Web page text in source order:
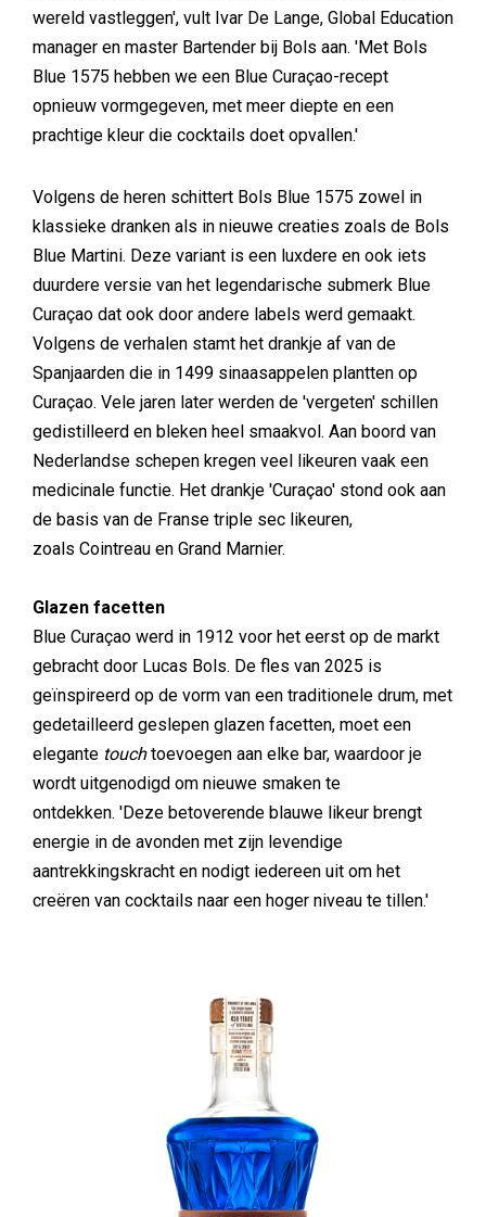
wereld vastleggen', vult Ivar De Lange, Global Education
manager en master Bartender bij Bols aan. 'Met Bols
Blue 1575 hebben we een Blue Curaçao-recept
opnieuw vormgegeven, met meer diepte en een
prachtige kleur die cocktails doet opvallen.'
Volgens de heren schittert Bols Blue 1575 zowel in
klassieke dranken als in nieuwe creaties zoals de Bols
Blue Martini. Deze variant is een luxdere en ook iets
duurdere versie van het legendarische submerk Blue
Curaçao dat ook door andere labels werd gemaakt.
Volgens de verhalen stamt het drankje af van de
Spanjaarden die in 1499 sinaasappelen plantten op
Curaçao. Vele jaren later werden de 'vergeten' schillen
gedistilleerd en bleken heel smaakvol. Aan boord van
Nederlandse schepen kregen veel likeuren vaak een
medicinale functie. Het drankje 'Curaçao' stond ook aan
de basis van de Franse triple sec likeuren,
zoals Cointreau en Grand Marnier.
Glazen facetten
Blue Curaçao werd in 1912 voor het eerst op de markt
gebracht door Lucas Bols. De fles van 2025 is
geïnspireerd op de vorm van een traditionele drum, met
gedetailleerd geslepen glazen facetten, moet een
elegante touchtoevoegen aan elke bar, waardoor je
wordt uitgenodigd om nieuwe smaken te
ontdekken. 'Deze betoverende blauwe likeur brengt
energie in de avonden met zijn levendige
aantrekkingskracht en nodigt iedereen uit om het
creëren van cocktails naar een hoger niveau te tillen.'